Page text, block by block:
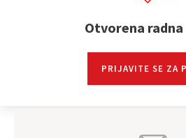
Otvorena
PRIJAVITE SE ZA